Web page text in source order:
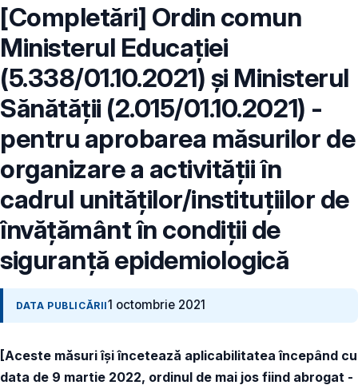
[Completări] Ordin comun
Ministerul Educației
(5.338/01.10.2021) și Ministerul
Sănătății (2.015/01.10.2021) -
pentru aprobarea măsurilor de
organizare a activității în
cadrul unităților/instituțiilor de
învățământ în condiții de
siguranță epidemiologică
DATA PUBLICĂRII1 octombrie 2021
[Aceste măsuri își încetează aplicabilitatea începând cu
data de 9 martie 2022, ordinul de mai jos fiind abrogat -